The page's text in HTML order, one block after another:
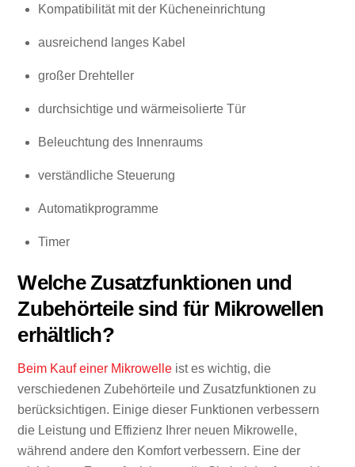
Kompatibilität mit der Kücheneinrichtung
ausreichend langes Kabel
großer Drehteller
durchsichtige und wärmeisolierte Tür
Beleuchtung des Innenraums
verständliche Steuerung
Automatikprogramme
Timer
Welche Zusatzfunktionen und
Zubehörteile sind für Mikrowellen
erhältlich?
Beim Kauf einer Mikrowelle ist es wichtig, die
verschiedenen Zubehörteile und Zusatzfunktionen zu
berücksichtigen. Einige dieser Funktionen verbessern
die Leistung und Effizienz Ihrer neuen Mikrowelle,
während andere den Komfort verbessern. Eine der